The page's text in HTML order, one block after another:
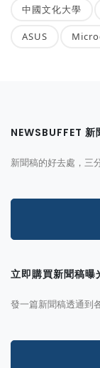
中國文化大學
ASUS
NEWSBUFFET
新聞稿的好去處，三
立即購買新聞稿曝
發一篇新聞稿透通到